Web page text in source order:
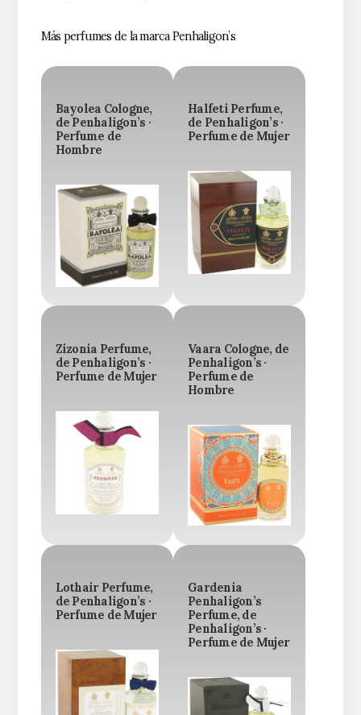
Más perfumes de la marca Penhaligon’s
Bayolea Cologne,
de Penhaligon’s ·
Perfume de
Hombre
Halfeti Perfume,
de Penhaligon’s ·
Perfume de Mujer
Zizonia Perfume,
de Penhaligon’s ·
Perfume de Mujer
Vaara Cologne, de
Penhaligon’s ·
Perfume de
Hombre
Lothair Perfume,
de Penhaligon’s ·
Perfume de Mujer
Gardenia
Penhaligon’s
Perfume, de
Penhaligon’s ·
Perfume de Mujer